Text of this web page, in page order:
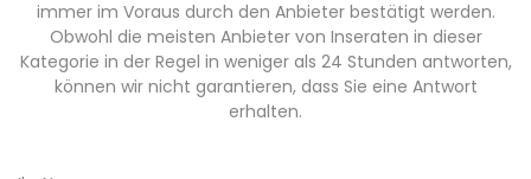
immer im Voraus durch den Anbieter bestätigt werden.
Obwohl die meisten Anbieter von Inseraten in dieser
Kategorie in der Regel in weniger als 24 Stunden antworten,
können wir nicht garantieren, dass Sie eine Antwort
erhalten.